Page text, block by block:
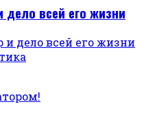
дело всей его жизни